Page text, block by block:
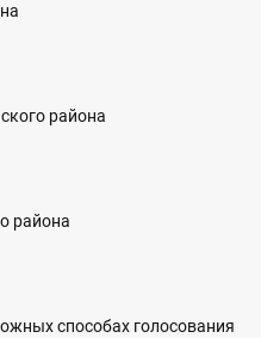
района
района
способах голосования